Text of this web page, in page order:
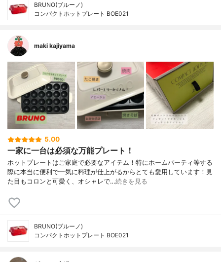
BRUNO(ブルーノ)
コンパクトホットプレート BOE021
maki kajiyama
5.00
一家に一台は必須な万能プレート！
ホットプレートはご家庭で必要なアイテム！特にホームパーティ等する
際に本当に便利で一気に料理が仕上がるからとても愛用しています！見
た目もコロンと可愛く、オシャレで…続きを見る
BRUNO(ブルーノ)
コンパクトホットプレート BOE021